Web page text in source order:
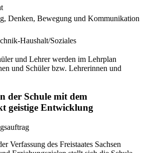
Denken, Bewegung und Kommunikation
Haushalt/Soziales
und Lehrer werden im Lehrplan
und Schüler bzw. Lehrerinnen und
der Schule mit dem
geistige Entwicklung
Verfassung des Freistaates Sachsen